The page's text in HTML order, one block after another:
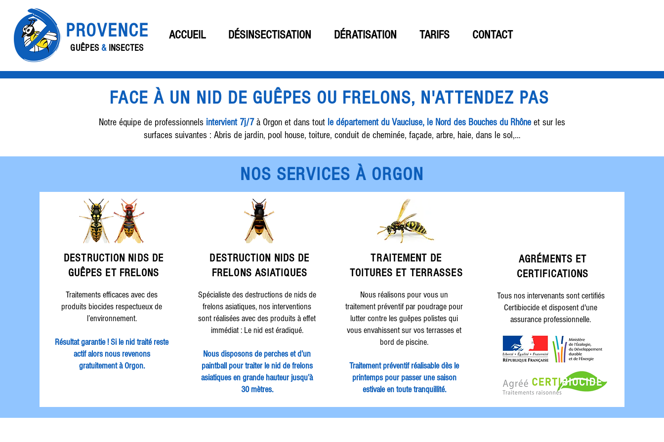
PROVENCE
GUÊPES& INSECTES
ACCUEIL DÉSINSECTISATION DÉRATISATION TARIFS CONTACT
FACE À UN NID DE GUÊPES OU FRELONS, N'ATTENDEZ PAS
Notre équipe de professionnels intervient 7j/7à Orgon et dans tout le département du Vaucluse, le Nord des Bouches du Rhône et sur les
surfaces suivantes : Abris de jardin, pool house, toiture, conduit de cheminée, façade, arbre, haie, dans le sol,…
NOS SERVICES À ORGON
DESTRUCTION NIDS DE
GUÊPES ET FRELONS
Traitements efficaces avec des
produits biocides respectueux de
l’environnement.
Résultat garantie ! Si le nid traité reste
actif alors nous revenons
gratuitement à Orgon.
DESTRUCTION NIDS DE
FRELONS ASIATIQUES
Spécialiste des destructions de nids de
frelons asiatiques, nos interventions
sont réalisées avec des produits à effet
immédiat : Le nid est éradiqué.
Nous disposons de perches et d’un
paintball pour traiter le nid de frelons
asiatiques en grande hauteur jusqu’à
30 mètres.
TRAITEMENT DE
TOITURES ET TERRASSES
Nous réalisons pour vous un
traitement préventif par poudrage pour
lutter contre les guêpes polistes qui
vous envahissent sur vos terrasses et
bord de piscine.
Traitement préventif réalisable dès le
printemps pour passer une saison
estivale en toute tranquillité.
AGRÉMENTS ET
CERTIFICATIONS
Tous nos intervenants sont certifiés
Certibiocide et disposent d'une
assurance professionnelle.